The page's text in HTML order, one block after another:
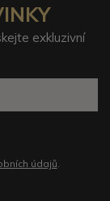
exkluzivní
údajů